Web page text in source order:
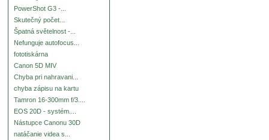
PowerShot G3 -...
Skutečný počet...
Špatná světelnost -...
Nefunguje autofocus...
fototiskárna
Canon 5D MIV
Chyba pri nahravani...
chyba zápisu na kartu
Tamron 16-300mm f/3....
EOS 20D - systém....
Nástupce Canonu 30D
natáčanie videa s...